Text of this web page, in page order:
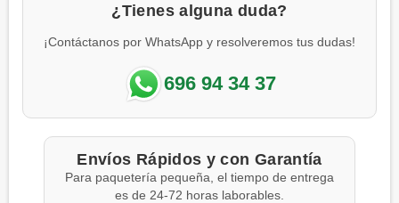
¿Tienes alguna duda?
¡Contáctanos por WhatsApp y resolveremos tus dudas!
696 94 34 37
Envíos Rápidos y con Garantía
Para paquetería pequeña, el tiempo de entrega
es de 24-72 horas laborables.